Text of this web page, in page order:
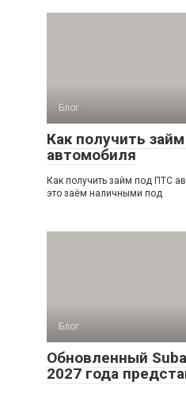
Блог
Как получить
автомобиля
Как получить займ под ПТС
это заём наличными под
Блог
Обновленный
2027 года